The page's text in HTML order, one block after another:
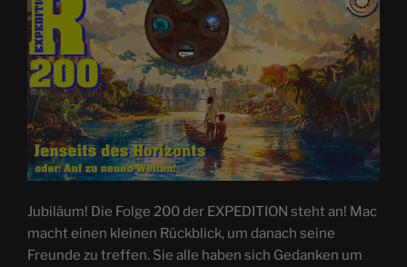
Jubiläum! Die Folge 200 der EXPEDITION steht an! Mac
macht einen kleinen Rückblick, um danach seine
Freunde zu treffen. Sie alle haben sich Gedanken um